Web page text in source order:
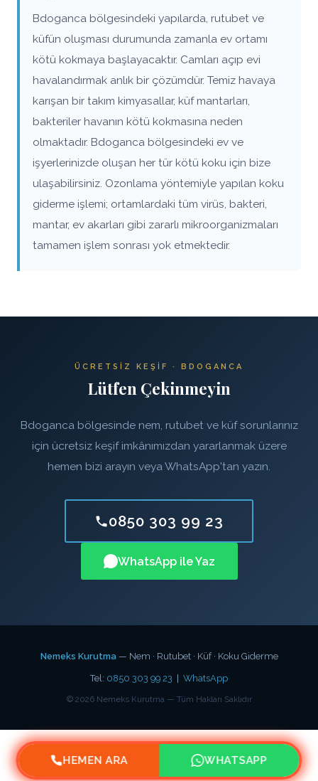
Bdoganca bölgesindeki yapılarda, rutubet ve
küfün oluşması durumunda zamanla ev ortamı
kötü kokmaya başlayacaktır. Camları açıp evi
havalandırmak anlık bir çözümdür. Temiz havaya
karışan bir takım kimyasallar, küf mantarları,
bakteriler havanın kötü kokmasına neden
olmaktadır. Bdoganca bölgesindeki ev ve
işyerlerinizde oluşan her tür kötü koku için bize
ulaşabilirsiniz. Ozonlama yöntemiyle yapılan koku
giderme işlemi; ortamlardaki tüm virüs, bakteri,
mantar, ev akarları gibi zararlı mikroorganizmaları
tamamen işlem sonrası yok etmektedir.
ÜCRETSIZ KEŞIF · BDOGANCA
Lütfen Çekinmeyin
Bdoganca bölgesinde nem, rutubet ve küf sorunlarınız
için ücretsiz keşif imkânımızdan yararlanmak üzere
hemen bizi arayın veya WhatsApp'tan yazın.
0850 303 99 23
WhatsApp ile Yaz
Nemeks Kurutma— Nem · Rutubet · Küf · Koku Giderme
Tel: 0850 303 99 23 WhatsApp
© 2026Nemeks Kurutma — Tüm Hakları Saklıdır
HEMEN ARA WHATSAPP